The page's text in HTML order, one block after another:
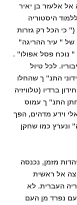
אל אלעזר בן יאיר
היסטוריה
(" כי הכל רק גזרות
של " עיר ההריגה"
נוכח פסל אפולו" .
לכל טיול
התנ" ך שהחלו
ברדיו (טלוויזיה
התנ" ך עמוס
וידע מדהים, הפך
ונערץ כמו שחקן
מזמן, נכנסה
אל ראשית
העברית. לא
נפרד מן העם